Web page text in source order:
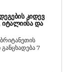
ᲙᲘᲓᲔᲕ
ᲘᲢᲐᲚᲘᲘᲡᲐ ᲓᲐ
7